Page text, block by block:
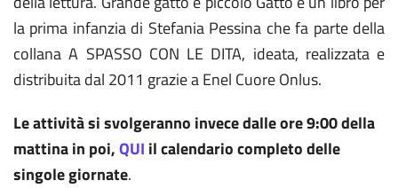
la prima infanzia di Stefania Pessina che fa parte della
collana A SPASSO CON LE DITA, ideata, realizzata e
distribuita dal 2011 grazie a Enel Cuore Onlus.
Le attività si svolgeranno invece dalle ore 9:00 della
mattina in poi,QUI il calendario completo delle
singole giornate.